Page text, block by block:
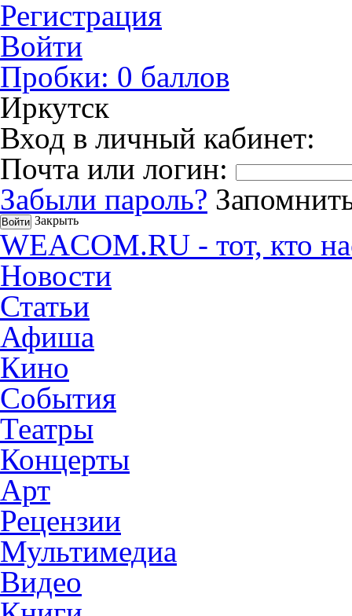
Регистрация
Войти
Пробки: 0 баллов
Иркутск
Вход в личный кабинет:
Почта или логин:
Забыли пароль?
Закрыть
WEACOM.RU - тот, кто
Новости
Статьи
Афиша
Кино
События
Театры
Концерты
Арт
Рецензии
Мультимедиа
Видео